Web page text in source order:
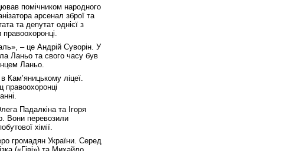
помічником народного
арсенал зброї та
та депутат однієї з
– це Андрій Суворін. У
Ланьо та свого часу був
Ланьо.
Кам’яницькому ліцеї.
правоохоронці
Падалкіна та Ігоря
Вони перевозили
хімії.
громадян України. Серед